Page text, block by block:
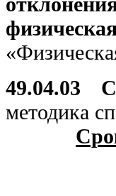
49.04.03
методика